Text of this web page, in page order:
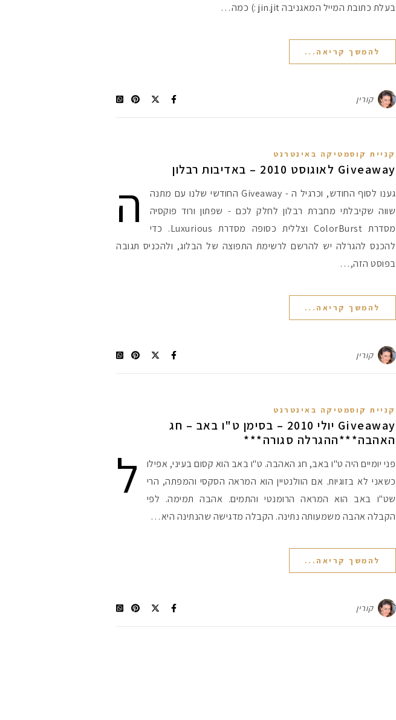
בעלת כתובת המייל המאגניבה jin.jit :) כמה…
להמשך קריאה...
קורין
קניית קוסמטיקה באינטרנט
Giveaway לאוגוסט 2010 – באדיבות רבלון
ה
גענו לסוף החודש, וכרגיל ה - Giveaway החודשי שלנו עם מתנה
שווה שקיבלתי מחברת רבלון לחלק לכם - שפתון ורוד פוקסיה
מסדרת ColorBurst וצללית כסופה מסדרת Luxurious. כדי
להכנס להגרלה יש להרשם לרשימת התפוצה של הבלוג, ולהכניס תגובה
בפוסט הזה,…
להמשך קריאה...
קורין
קניית קוסמטיקה באינטרנט
Giveaway יולי 2010 – בסימן ט"ו באב – חג
האהבה***ההגרלה סגורה***
ל
פני יומיים היה ט"ו באב, חג האהבה. ט"ו באב הוא קסום בעיני, אפילו
כשאני לא בזוגיות. אם הוולנטיין הוא המראה הסקסי והמפתה, הרי
שט"ו באב הוא המראה הרומנטי והתמים. אהבה תמימה. לפי
הקבלה אהבה משמעותה נתינה. הקבלה מדגישה שהנתינה היא…
להמשך קריאה...
קורין